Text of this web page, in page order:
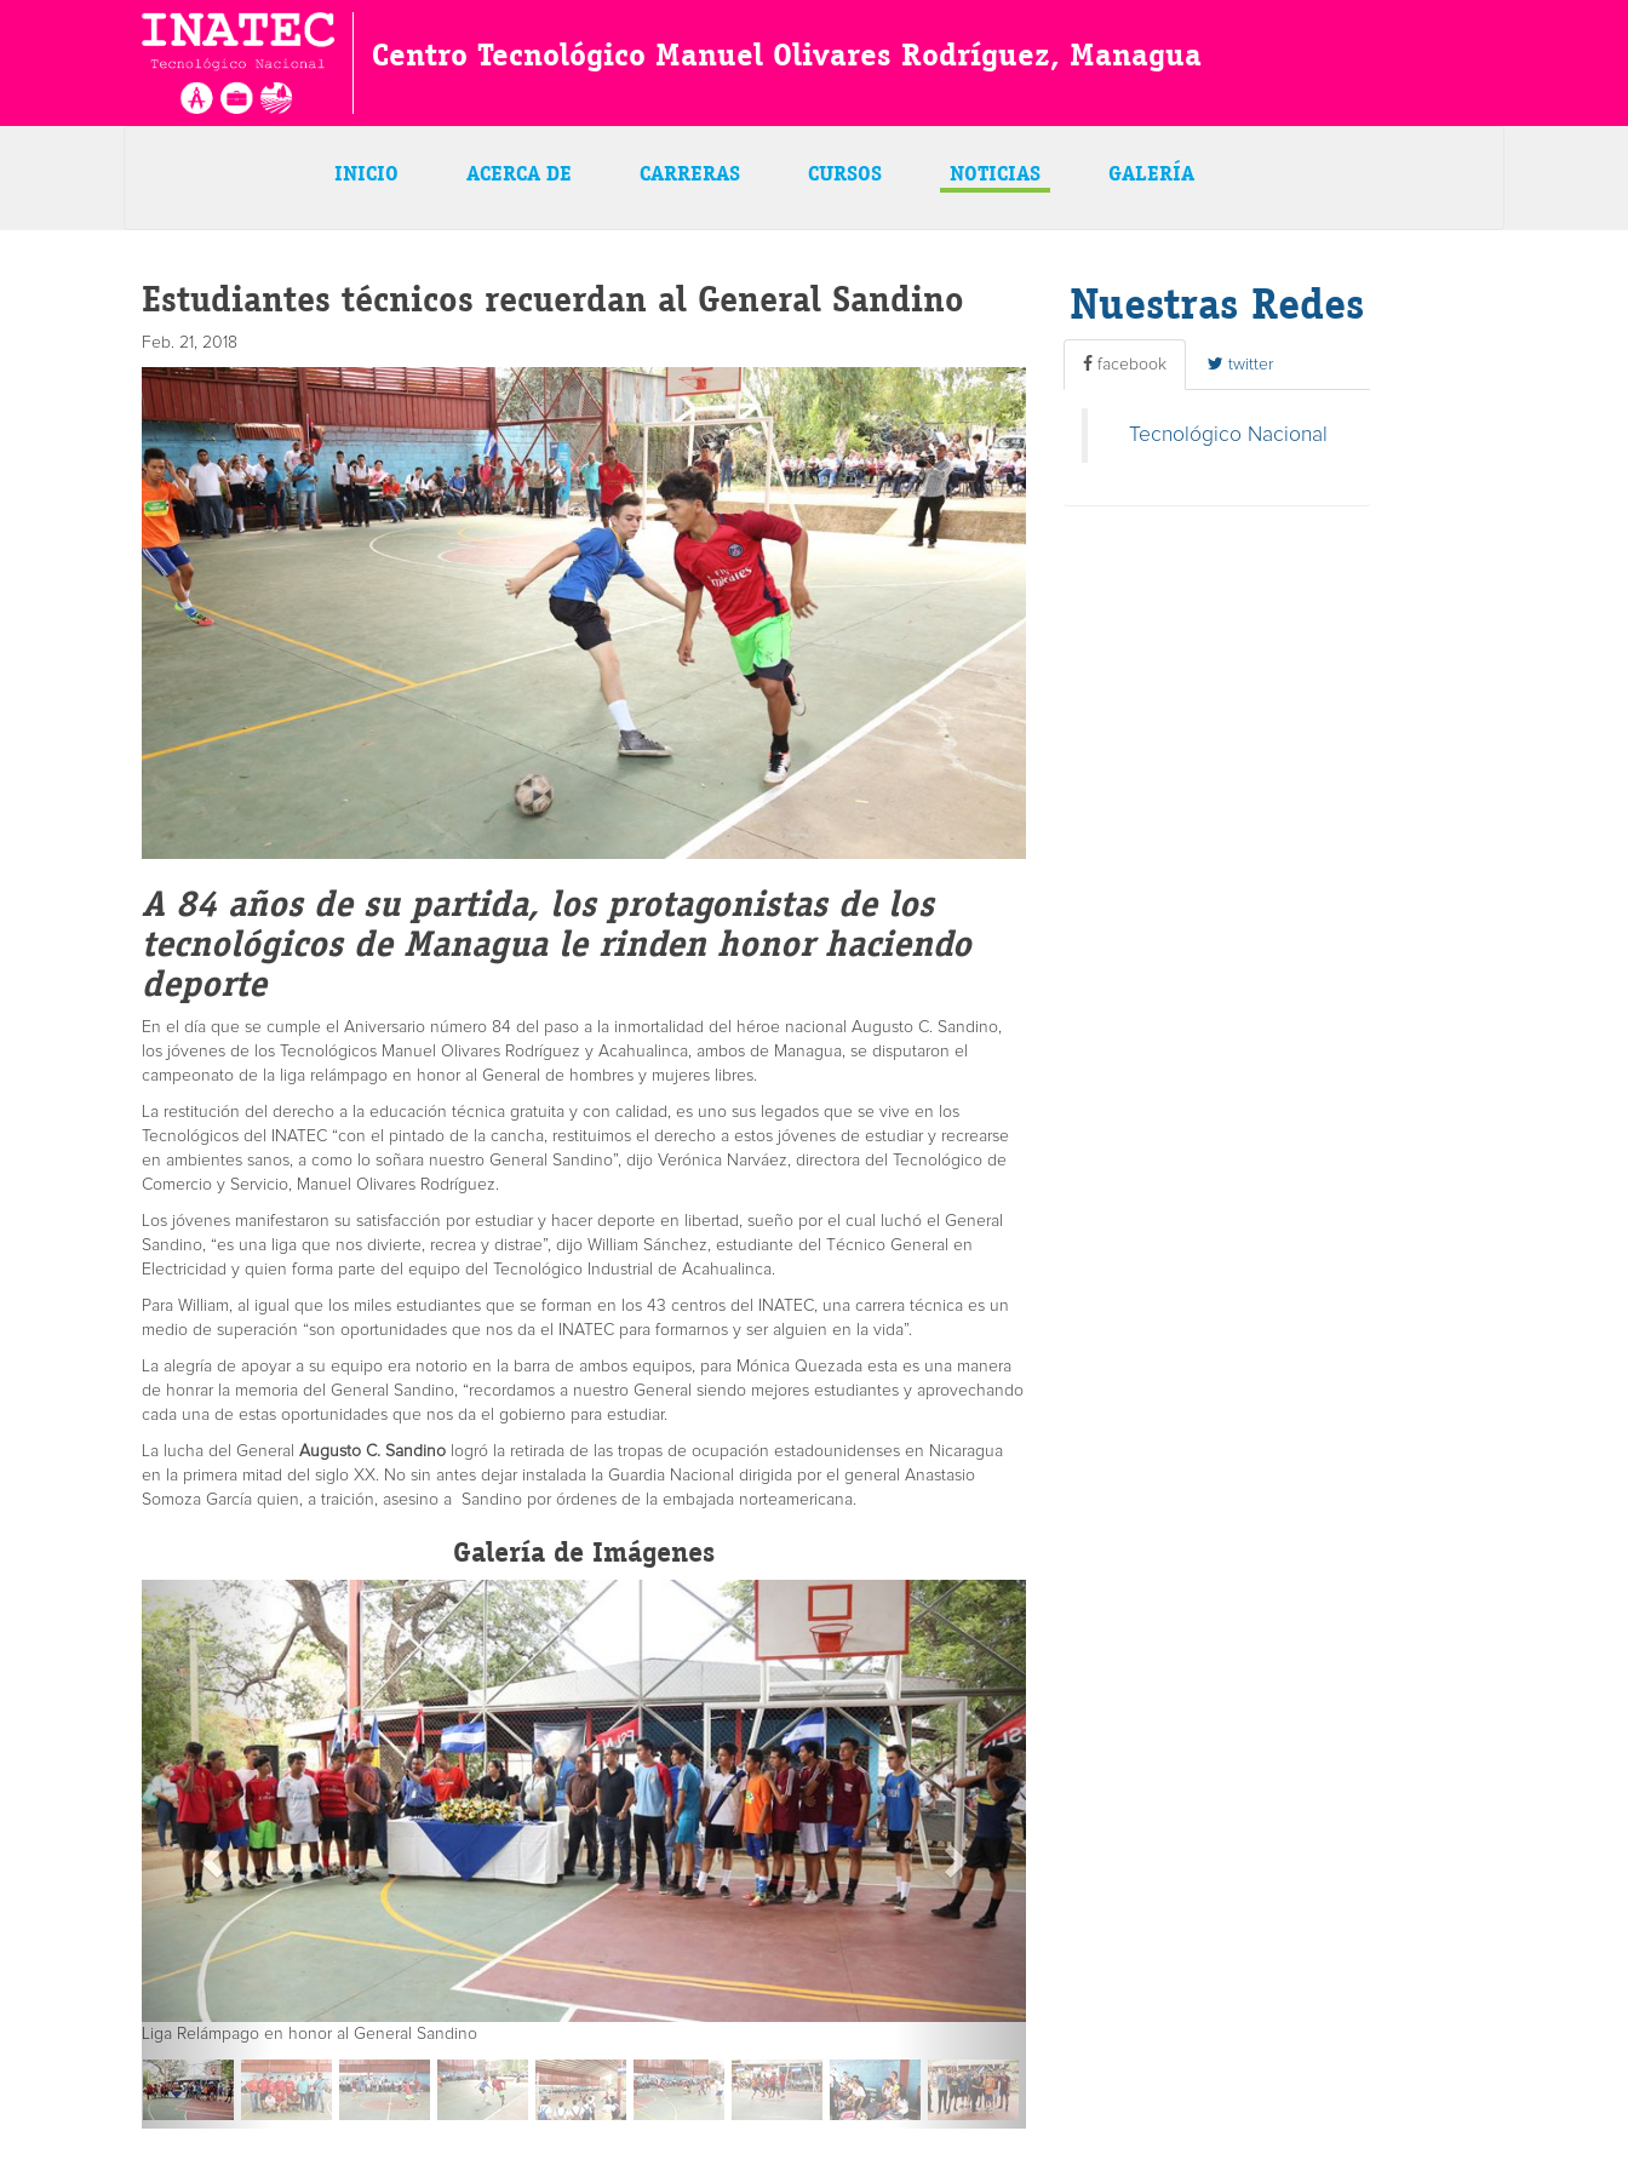
Centro Tecnológico Manuel Olivares Rodríguez, Managua
INICIO ACERCA DE CARRERAS CURSOS NOTICIAS GALERÍA
Estudiantes técnicos recuerdan al General Sandino
Feb. 21, 2018
A 84 años de su partida, los protagonistas de los
tecnológicos de Managua le rinden honor haciendo
deporte
En el día que se cumple el Aniversario número 84 del paso a la inmortalidad del héroe nacional Augusto C. Sandino,
los jóvenes de los Tecnológicos Manuel Olivares Rodríguez y Acahualinca, ambos de Managua, se disputaron el
campeonato de la liga relámpago en honor al General de hombres y mujeres libres.
La restitución del derecho a la educación técnica gratuita y con calidad, es uno sus legados que se vive en los
Tecnológicos del INATEC “con el pintado de la cancha, restituimos el derecho a estos jóvenes de estudiar y recrearse
en ambientes sanos, a como lo soñara nuestro General Sandino”, dijo Verónica Narváez, directora del Tecnológico de
Comercio y Servicio, Manuel Olivares Rodríguez.
Los jóvenes manifestaron su satisfacción por estudiar y hacer deporte en libertad, sueño por el cual luchó el General
Sandino, “es una liga que nos divierte, recrea y distrae”, dijo William Sánchez, estudiante del Técnico General en
Electricidad y quien forma parte del equipo del Tecnológico Industrial de Acahualinca.
Para William, al igual que los miles estudiantes que se forman en los 43 centros del INATEC, una carrera técnica es un
medio de superación “son oportunidades que nos da el INATEC para formarnos y ser alguien en la vida”.
La alegría de apoyar a su equipo era notorio en la barra de ambos equipos, para Mónica Quezada esta es una manera
de honrar la memoria del General Sandino, “recordamos a nuestro General siendo mejores estudiantes y aprovechando
cada una de estas oportunidades que nos da el gobierno para estudiar.
La lucha del General Augusto C. Sandino logró la retirada de las tropas de ocupación estadounidenses en Nicaragua
en la primera mitad del siglo XX. No sin antes dejar instalada la Guardia Nacional dirigida por el general Anastasio
Somoza García quien, a traición, asesino a Sandino por órdenes de la embajada norteamericana.
Galería de Imágenes
Liga Relámpago en honor al General Sandino
Nuestras Redes
facebook twitter
Tecnológico Nacional